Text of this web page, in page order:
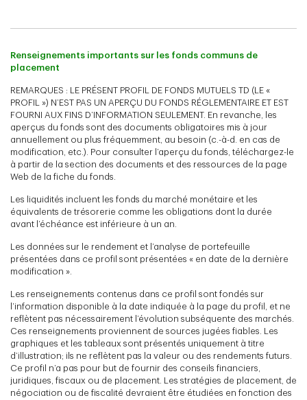
Renseignements importants sur les fonds communs de
placement
REMARQUES : LE PRÉSENT PROFIL DE FONDS MUTUELS TD (LE «
PROFIL ») N’EST PAS UN APERÇU DU FONDS RÉGLEMENTAIRE ET EST
FOURNI AUX FINS D’INFORMATION SEULEMENT. En revanche, les
aperçus du fonds sont des documents obligatoires mis à jour
annuellement ou plus fréquemment, au besoin (c.-à-d. en cas de
modification, etc.). Pour consulter l’aperçu du fonds, téléchargez-le
à partir de la section des documents et des ressources de la page
Web de la fiche du fonds.
Les liquidités incluent les fonds du marché monétaire et les
équivalents de trésorerie comme les obligations dont la durée
avant l’échéance est inférieure à un an.
Les données sur le rendement et l’analyse de portefeuille
présentées dans ce profil sont présentées « en date de la dernière
modification ».
Les renseignements contenus dans ce profil sont fondés sur
l’information disponible à la date indiquée à la page du profil, et ne
reflètent pas nécessairement l’évolution subséquente des marchés.
Ces renseignements proviennent de sources jugées fiables. Les
graphiques et les tableaux sont présentés uniquement à titre
d’illustration; ils ne reflètent pas la valeur ou des rendements futurs.
Ce profil n’a pas pour but de fournir des conseils financiers,
juridiques, fiscaux ou de placement. Les stratégies de placement, de
négociation ou de fiscalité devraient être étudiées en fonction des